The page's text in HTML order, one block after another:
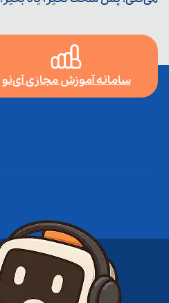
سامانه آموزش مجازی آی‌نو